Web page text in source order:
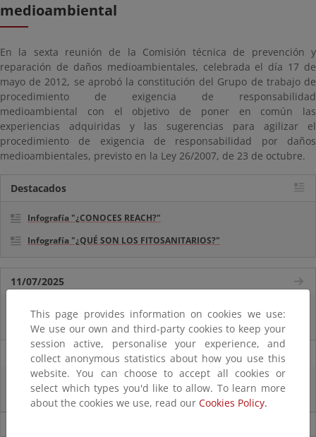
medioambiental
En la sexta reunión de la Comisión técnica de prevención y
reparación de daños medioambientales, celebrada el día 17 de
mayo de 2012, se aprobó la constitución del Grupo de trabajo de
procedimiento de exigencia de responsabilidad
medioambiental con el objetivo de poner en común las
experiencias adquiridas y las sugerencias para agilizar el
procedimiento de exigencia de responsabilidad por daños
medioambientales, previsto en la Ley 26/2007, de 23 de octubre.
Destacados
Infografía "¿CONOCES REACH?"
Infografía "¿QUÉ SON LOS FITOSANITARIOS?"
11/07/2025
La vicepresidenta Sara Aagesen anuncia una inversión de 32 millones de
euros para restaurar bosques en decaimiento
31/01/2023
El MITECO evalúa todos los expedientes de renovables de su competencia
que debían obtener la Declaración Ambiental antes del 25 de enero
This page provides information on cookies we use:
We use our own and third-party cookies to keep your
session active, personalise your experience, and
collect anonymous statistics about how you use this
website. You can choose to accept all cookies or
select which types you'd like to allow. To learn more
about the cookies we use, read our Cookies Policy.